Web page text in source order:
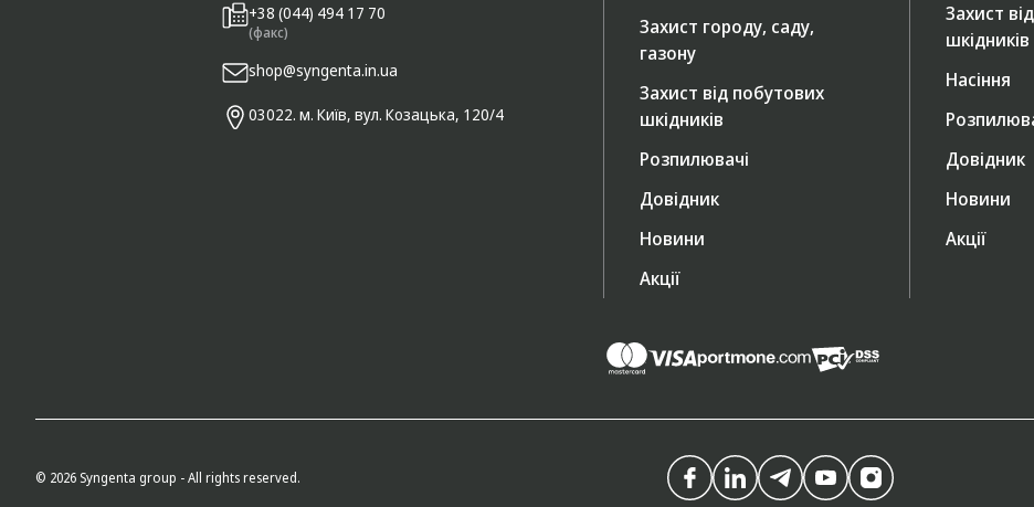
+38 (044) 494 17 70
(факс)
shop@syngenta.in.ua
03022. м. Київ, вул. Козацька, 120/4
Захист городу, саду,
газону
Захист від побутових
шкідників
Розпилювачі
Довідник
Новини
Акції
Захист
шкідників
Насіння
Довідник
Новини
Акції
© 2026 Syngenta group - All rights reserved.